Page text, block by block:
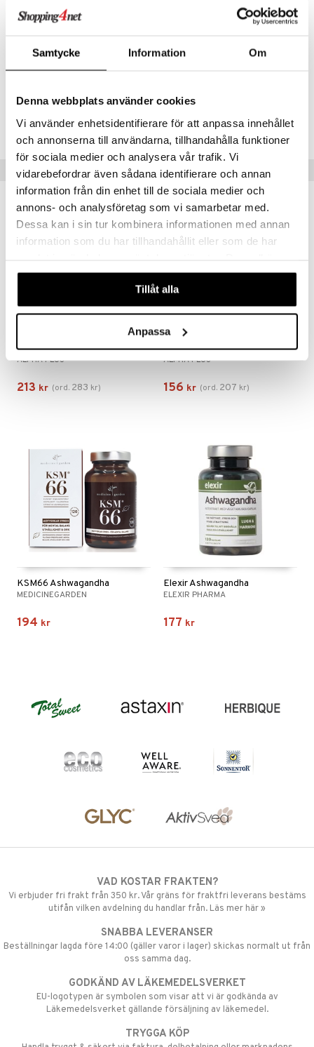
Samtycke Information Om
Denna webbplats använder cookies
Vi använder enhetsidentifierare för att anpassa innehållet
och annonserna till användarna, tillhandahålla funktioner
för sociala medier och analysera vår trafik. Vi
vidarebefordrar även sådana identifierare och annan
information från din enhet till de sociala medier och
annons- och analysföretag som vi samarbetar med.
Dessa kan i sin tur kombinera informationen med annan
information som du har tillhandahållit eller som de har
våra cookies vid fortsatt användande av vår webbplats.
Tillåt alla
Anpassa
Natrium
375-1125 mg
Artikelnr
Lägsta pris senaste 30 dagarna: 249 kr
Populära produkter
Alpha Plus Adreno Plus
ALPHA PLUS
213 kr (ord. 283 kr)
kampanj -25%
Alpha Plus Aminosyrakomplex
ALPHA PLUS
156 kr (ord. 207 kr)
kampanj
KSM66 Ashwagandha
MEDICINEGARDEN
194 kr
Elexir Ashwagandha
ELEXIR PHARMA
177 kr
VAD KOSTAR FRAKTEN?
Vi erbjuder fri frakt från 350 kr. Vår gräns för fraktfri leverans bestäms
utifån vilken avdelning du handlar från. Läs mer här »
SNABBA LEVERANSER
Beställningar lagda före 14:00 (gäller varor i lager) skickas normalt ut från
oss samma dag.
GODKÄND AV LÄKEMEDELSVERKET
EU-logotypen är symbolen som visar att vi är godkända av
Läkemedelsverket gällande försäljning av läkemedel.
TRYGGA KÖP